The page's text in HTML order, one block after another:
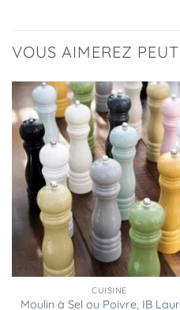
VOUS AIMEREZ
à
CUISINE
Moulin à Sel ou Poivre, IB